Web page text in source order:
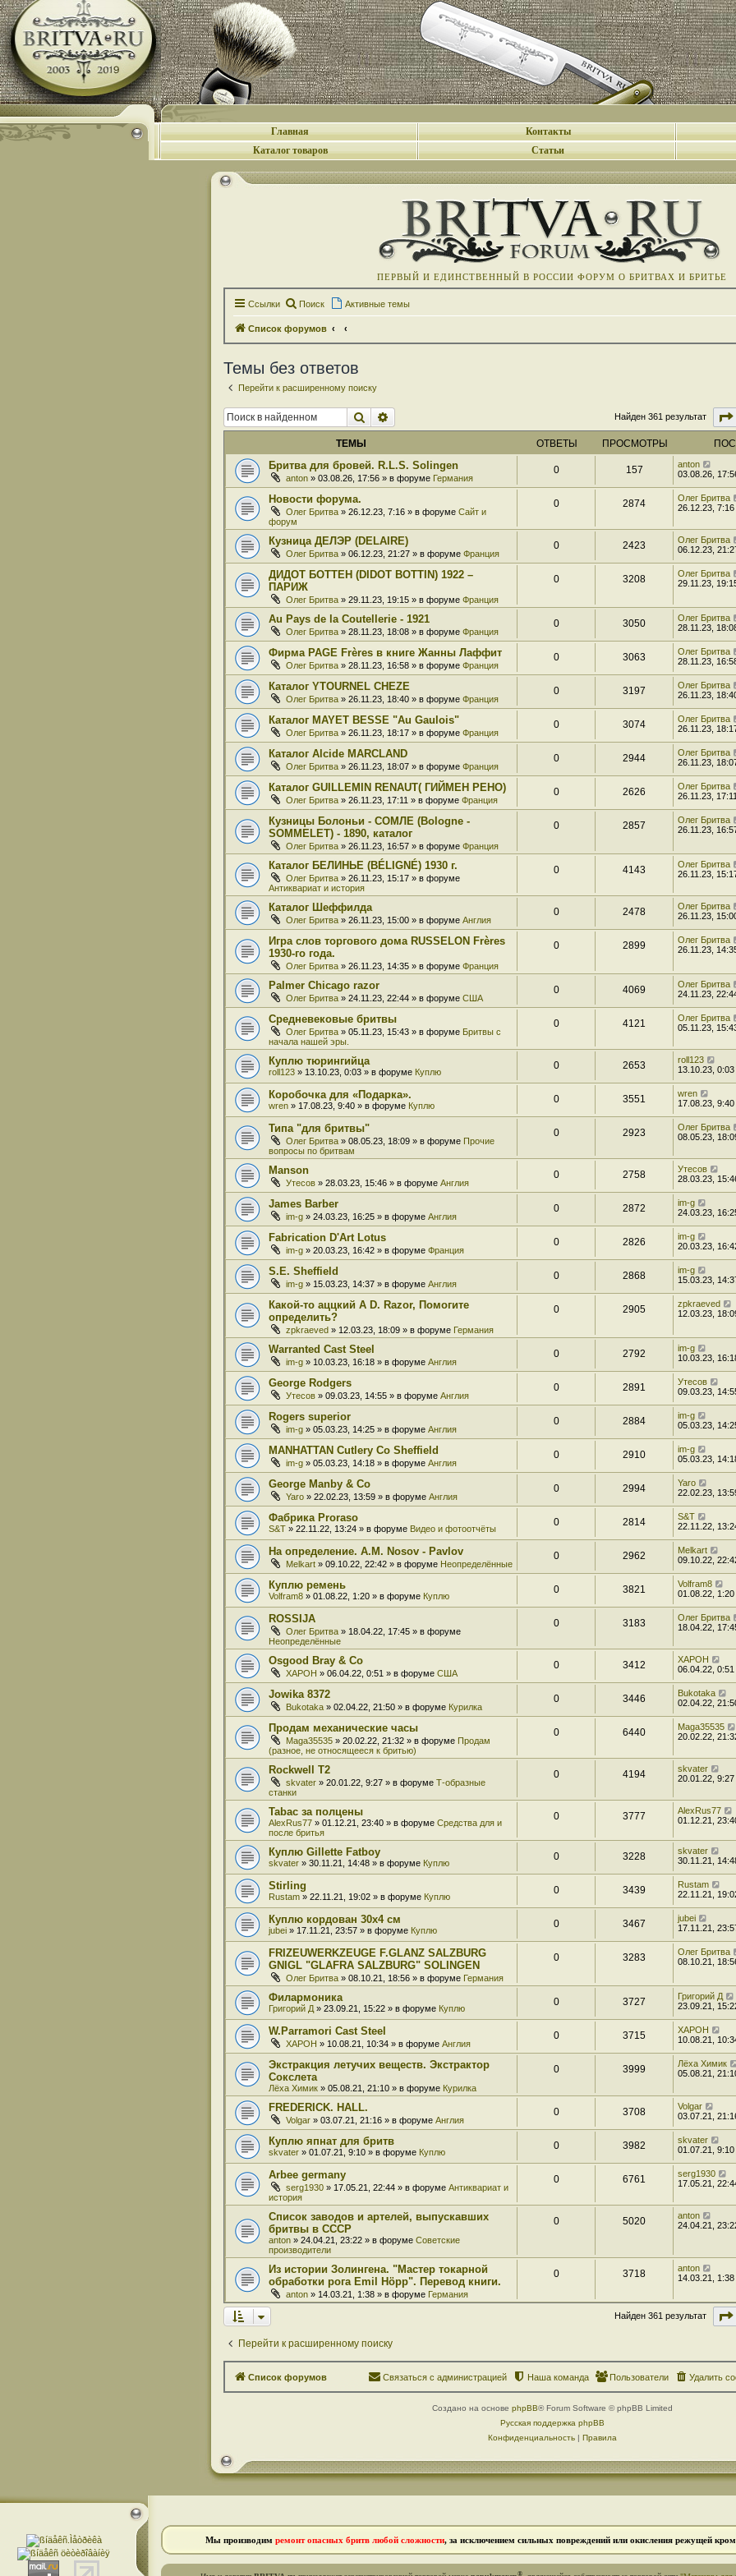
Главная Контакты
Каталог товаров
Статьи
ПЕРВЫЙ И ЕДИНСТВЕННЫЙ В РОССИИ ФОРУМ О БРИТВАХ И БРИТЬЕ
Ссылки Поиск Активные темы
Список форумов
Темы без ответов
Перейти к расширенному поиску
Поиск Найден 361 результат
ТЕМЫ ОТВЕТЫ ПРОСМОТРЫ
Бритва для бровей. R.L.S. Solingen
anton » 03.08.26, 17:56 » в форуме Германия
0 157
anton
03.08.26,
Новости форума.
Олег Бритва » 26.12.23, 7:16 » в форуме Сайт и
форум
0 2874
Олег Бритва
26.12.23, 7:16
Кузница ДЕЛЭР (DELAIRE)
Олег Бритва » 06.12.23, 21:27 » в форуме Франция
0 2423
Олег Бритва
06.12.23,
ДИДОТ БОТТЕН (DIDOT BOTTIN) 1922 –
ПАРИЖ
Олег Бритва » 29.11.23, 19:15 » в форуме Франция
0 3208
Олег Бритва
29.11.23,
Au Pays de la Coutellerie - 1921
Олег Бритва » 28.11.23, 18:08 » в форуме Франция
0 3050
Олег Бритва
28.11.23,
Фирма PAGE Frères в книге Жанны Лаффит
Олег Бритва » 28.11.23, 16:58 » в форуме Франция
0 3063
Олег Бритва
28.11.23,
Каталог YTOURNEL CHEZE
Олег Бритва » 26.11.23, 18:40 » в форуме Франция
0 3197
Олег Бритва
26.11.23,
Каталог MAYET BESSE "Au Gaulois"
Олег Бритва » 26.11.23, 18:17 » в форуме Франция
0 3074
Олег Бритва
26.11.23,
Каталог Alcide MARCLAND
Олег Бритва » 26.11.23, 18:07 » в форуме Франция
0 2944
Олег Бритва
26.11.23,
Каталог GUILLEMIN RENAUT( ГИЙМЕН РЕНО)
Олег Бритва » 26.11.23, 17:11 » в форуме Франция
0 2626
Олег Бритва
26.11.23, 17:11
Кузницы Болоньи - СОМЛЕ (Bologne -
SOMMELET) - 1890, каталог
Олег Бритва » 26.11.23, 16:57 » в форуме Франция
0 2857
Олег Бритва
26.11.23,
Каталог БЕЛИНЬЕ (BÉLIGNÉ) 1930 г.
Олег Бритва » 26.11.23, 15:17 » в форуме
Антиквариат и история
0 4143
Олег Бритва
26.11.23,
Каталог Шеффилда
Олег Бритва » 26.11.23, 15:00 » в форуме Англия
0 2478
Олег Бритва
26.11.23,
Игра слов торгового дома RUSSELON Frères
1930-го года.
Олег Бритва » 26.11.23, 14:35 » в форуме Франция
0 2899
Олег Бритва
26.11.23,
Palmer Chicago razor
Олег Бритва » 24.11.23, 22:44 » в форуме США
0 4069
Олег Бритва
24.11.23,
Средневековые бритвы
Олег Бритва » 05.11.23, 15:43 » в форуме Бритвы с
начала нашей эры.
0 4121
Олег Бритва
05.11.23,
Куплю тюрингийца
roll123 » 13.10.23, 0:03 » в форуме Куплю
0 2653
roll123
13.10.23, 0:03
Коробочка для «Подарка».
wren » 17.08.23, 9:40 » в форуме Куплю
0 3551
wren
17.08.23, 9:40
Типа "для бритвы"
Олег Бритва » 08.05.23, 18:09 » в форуме Прочие
вопросы по бритвам
0 2923
Олег Бритва
08.05.23,
Manson
Утесов » 28.03.23, 15:46 » в форуме Англия
0 2758
Утесов
28.03.23,
James Barber
im-g » 24.03.23, 16:25 » в форуме Англия
0 2872
im-g
24.03.23,
Fabrication D'Art Lotus
im-g » 20.03.23, 16:42 » в форуме Франция
0 2826
im-g
20.03.23,
S.E. Sheffield
im-g » 15.03.23, 14:37 » в форуме Англия
0 2868
im-g
15.03.23,
Какой-то аццкий A D. Razor, Помогите
определить?
zpkraeved » 12.03.23, 18:09 » в форуме Германия
0 2905
zpkraeved
12.03.23,
Warranted Cast Steel
im-g » 10.03.23, 16:18 » в форуме Англия
0 2792
im-g
10.03.23,
George Rodgers
Утесов » 09.03.23, 14:55 » в форуме Англия
0 2891
Утесов
09.03.23,
Rogers superior
im-g » 05.03.23, 14:25 » в форуме Англия
0 2884
im-g
05.03.23,
MANHATTAN Cutlery Co Sheffield
im-g » 05.03.23, 14:18 » в форуме Англия
0 2910
im-g
05.03.23,
George Manby & Co
Yaro » 22.02.23, 13:59 » в форуме Англия
0 2994
Yaro
22.02.23,
Фабрика Proraso
S&T » 22.11.22, 13:24 » в форуме Видео и фотоотчёты
0 2814
S&T
22.11.22,
На определение. A.M. Nosov - Pavlov
Melkart » 09.10.22, 22:42 » в форуме Неопределённые
0 2962
Melkart
09.10.22,
Куплю ремень
Volfram8 » 01.08.22, 1:20 » в форуме Куплю
0 3821
Volfram8
01.08.22, 1:20
ROSSIJA
Олег Бритва » 18.04.22, 17:45 » в форуме
Неопределённые
0 3183
Олег Бритва
18.04.22,
Osgood Bray & Co
XAPOH » 06.04.22, 0:51 » в форуме США
0 3412
XAPOH
06.04.22, 0:51
Jowika 8372
Bukotaka » 02.04.22, 21:50 » в форуме Курилка
0 3446
Bukotaka
02.04.22,
Продам механические часы
Maga35535 » 20.02.22, 21:32 » в форуме Продам
(разное, не относящееся к бритью)
0 6440
Maga35535
20.02.22,
Rockwell T2
skvater » 20.01.22, 9:27 » в форуме Т-образные
станки
0 4194
skvater
20.01.22, 9:27
Tabac за полцены
AlexRus77 » 01.12.21, 23:40 » в форуме Средства для и
после бритья
0 3777
AlexRus77
01.12.21,
Куплю Gillette Fatboy
skvater » 30.11.21, 14:48 » в форуме Куплю
0 3228
skvater
30.11.21,
Stirling
Rustam » 22.11.21, 19:02 » в форуме Куплю
0 3439
Rustam
22.11.21,
Куплю кордован 30x4 см
jubei » 17.11.21, 23:57 » в форуме Куплю
0 3467
jubei
17.11.21,
FRIZEUWERKZEUGE F.GLANZ SALZBURG
GNIGL "GLAFRA SALZBURG" SOLINGEN
Олег Бритва » 08.10.21, 18:56 » в форуме Германия
0 3283
Олег Бритва
08.10.21,
Филармоника
Григорий Д » 23.09.21, 15:22 » в форуме Куплю
0 3727
Григорий Д
23.09.21,
W.Parramori Cast Steel
XAPOH » 10.08.21, 10:34 » в форуме Англия
0 3715
XAPOH
10.08.21,
Экстракция летучих веществ. Экстрактор
Сокслета
Лёха Химик » 05.08.21, 21:10 » в форуме Курилка
0 3999
Лёха Химик
05.08.21,
FREDERICK. HALL.
Volgar » 03.07.21, 21:16 » в форуме Англия
0 3708
Volgar
03.07.21,
Куплю япнат для бритв
skvater » 01.07.21, 9:10 » в форуме Куплю
0 3982
skvater
01.07.21, 9:10
Arbee germany
serg1930 » 17.05.21, 22:44 » в форуме Антиквариат и
история
0 6761
serg1930
17.05.21,
Список заводов и артелей, выпускавших
бритвы в СССР
anton » 24.04.21, 23:22 » в форуме Советские
производители
0 5020
anton
24.04.21,
Из истории Золингена. "Мастер токарной
обработки рога Emil Höpp". Перевод книги.
anton » 14.03.21, 1:38 » в форуме Германия
0 3718
anton
14.03.21, 1:38
Найден 361 результат
Перейти к расширенному поиску
Список форумов Удалить
Пользователи
Наша команда
Связаться с администрацией
Создано на основе phpBB® Forum Software © phpBB Limited
Русская поддержка phpBB
Конфиденциальность| Правила
Мы производим ремонт опасных бритв любой сложности, за исключением сильных повреждений или окисления режущей
®